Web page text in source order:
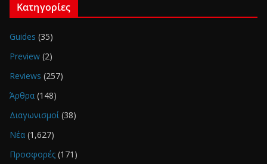
Κατηγορίες
Guides (35)
Preview (2)
Reviews (257)
Άρθρα (148)
Διαγωνισμοί(38)
Νέα (1,627)
Προσφορές (171)